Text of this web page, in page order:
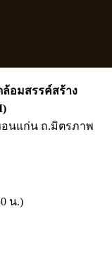
ล้อมสรรค์สร้าง
นแก่น ถ.มิตรภาพ
น.)